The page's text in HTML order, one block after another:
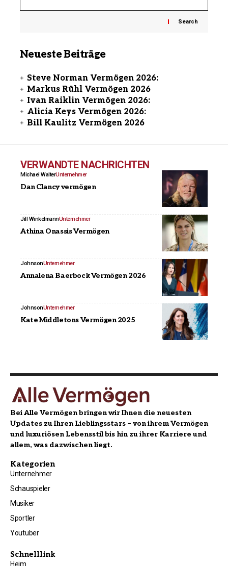
Search
Neueste Beiträge
Steve Norman Vermögen 2026:
Markus Rühl Vermögen 2026
Ivan Raiklin Vermögen 2026:
Alicia Keys Vermögen 2026:
Bill Kaulitz Vermögen 2026
VERWANDTE NACHRICHTEN
Michael WalterUnternehmer
Dan Clancy vermögen
Jill WinkelmannUnternehmer
Athina Onassis Vermögen
JohnsonUnternehmer
Annalena Baerbock Vermögen 2026
JohnsonUnternehmer
Kate Middletons Vermögen 2025
Bei Alle Vermögen bringen wir Ihnen die neuesten
Updates zu Ihren Lieblingsstars – von ihrem Vermögen
und luxuriösen Lebensstil bis hin zu ihrer Karriere und
allem, was dazwischen liegt.
Kategorien
Unternehmer
Schauspieler
Musiker
Sportler
Youtuber
Schnelllink
Heim